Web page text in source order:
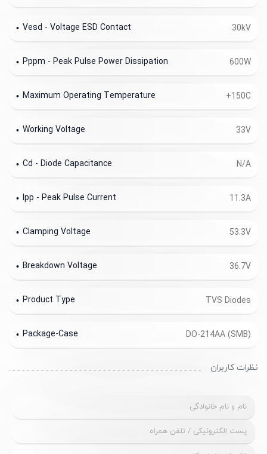
30kV
Vesd - Voltage ESD Contact
600W
Pppm - Peak Pulse Power Dissipation
+150C
Maximum Operating Temperature
33V
Working Voltage
N/A
Cd - Diode Capacitance
11.3A
Ipp - Peak Pulse Current
53.3V
Clamping Voltage
36.7V
Breakdown Voltage
TVS Diodes
Product Type
DO-214AA (SMB)
Package-Case
نظرات کاربران